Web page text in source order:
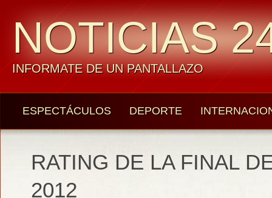
NOTICIAS
INFORMATE DE UN PANTALLAZO
ESPECTÁCULOS DEPORTE
RATING DE LA FINAL
2012